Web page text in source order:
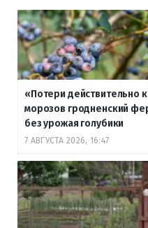
«Потери действительно
морозов гродненский
без урожая голубики
7 АВГУСТА 2026, 16:47